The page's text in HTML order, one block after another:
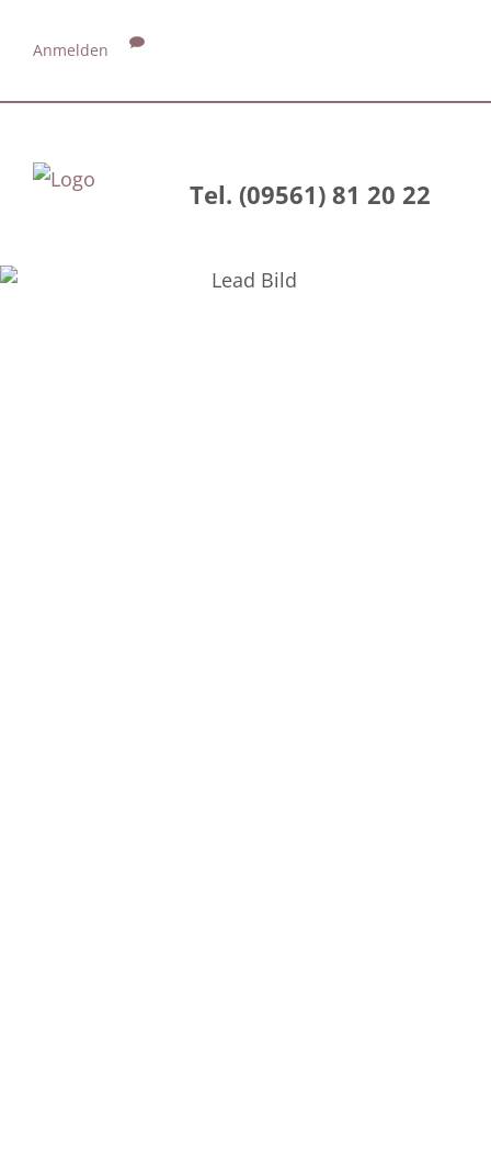
Anmelden
Tel. (09561) 81 20 22